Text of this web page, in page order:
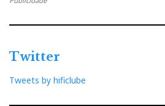
Twitter
Tweets by hificlube